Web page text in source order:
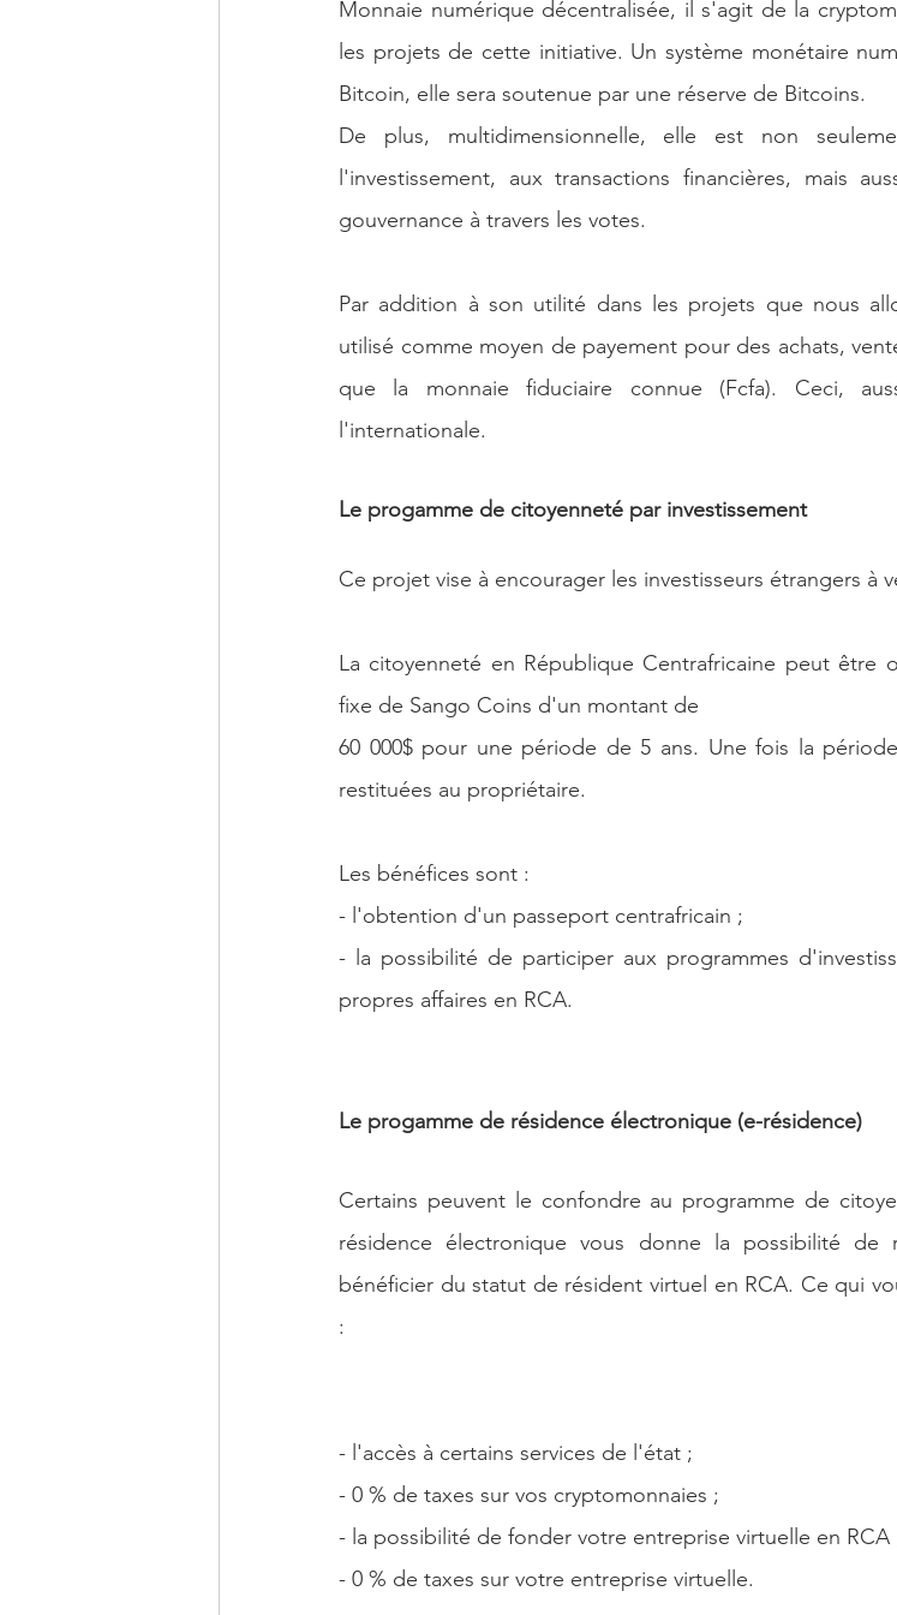
Monnaie numérique décentralisée, il s'agit de la
les projets de cette initiative. Un système monétaire
Bitcoin, elle sera soutenue par une réserve de Bitcoins.
De plus, multidimensionnelle, elle est non
l'investissement, aux transactions financières, mais
gouvernance à travers les votes.
Par addition à son utilité dans les projets que nous
utilisé comme moyen de payement pour des achats,
que la monnaie fiduciaire connue (Fcfa). Ceci,
l'internationale.
Le progamme de citoyenneté par investissement
Ce projet vise à encourager les investisseurs étrangers à
La citoyenneté en République Centrafricaine peut être
fixe de Sango Coins d'un montant de
60 000$ pour une période de 5 ans. Une fois la
restituées au propriétaire.
Les bénéfices sont :
- l'obtention d'un passeport centrafricain ;
- la possibilité de participer aux programmes
propres affaires en RCA.
Le progamme de résidence électronique (e-résidence)
Certains peuvent le confondre au programme de
résidence électronique vous donne la possibilité de
bénéficier du statut de résident virtuel en RCA. Ce qui
:
- l'accès à certains services de l'état ;
- 0 % de taxes sur vos cryptomonnaies ;
- la possibilité de fonder votre entreprise virtuelle en RCA
- 0 % de taxes sur votre entreprise virtuelle.